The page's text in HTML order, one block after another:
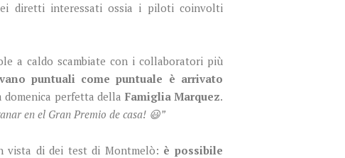
diretti interessati ossia i piloti coinvolti
a caldo scambiate con i collaboratori più
puntuali come puntuale è arrivato
perfetta della Famiglia Marquez.
en el Gran Premio de casa! 😃”
vista di dei test di Montmelò: è possibile